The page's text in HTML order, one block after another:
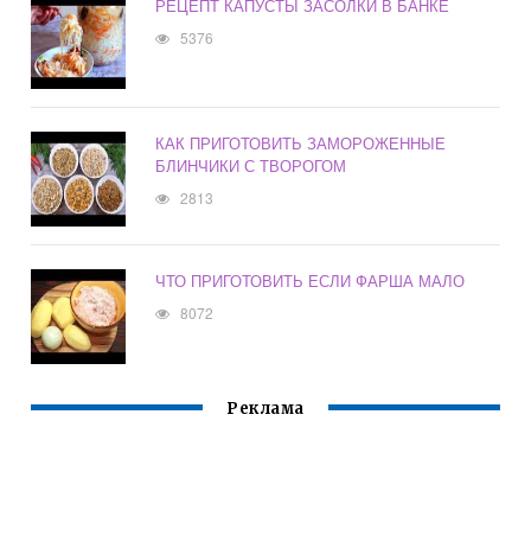
РЕЦЕПТ КАПУСТЫ ЗАСОЛКИ В БАНКЕ
5376
КАК ПРИГОТОВИТЬ ЗАМОРОЖЕННЫЕ
БЛИНЧИКИ С ТВОРОГОМ
2813
ЧТО ПРИГОТОВИТЬ ЕСЛИ ФАРША МАЛО
8072
Реклама